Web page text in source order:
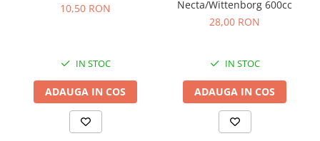
10,50 RON
IN STOC
ADAUGA IN COS
Necta/Wittenborg 600cc
28,00 RON
IN STOC
ADAUGA IN COS